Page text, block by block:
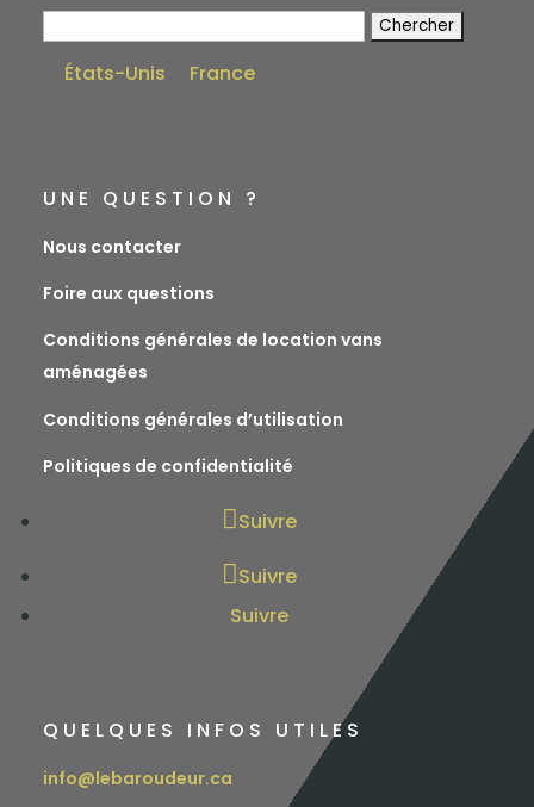
États-Unis
France
UNE QUESTION ?
Nous contacter
Foire aux questions
Conditions générales de location vans
aménagées
Conditions générales d’utilisation
Politiques de confidentialité
Suivre
Suivre
Suivre
QUELQUES INFOS UTILES
info@lebaroudeur.ca